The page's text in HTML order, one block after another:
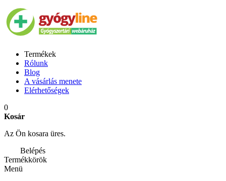
Termékek
Rólunk
Blog
A vásárlás menete
Elérhetőségek
0
Kosár
Az Ön kosara üres.
Belépés
Termékkörök
Menü